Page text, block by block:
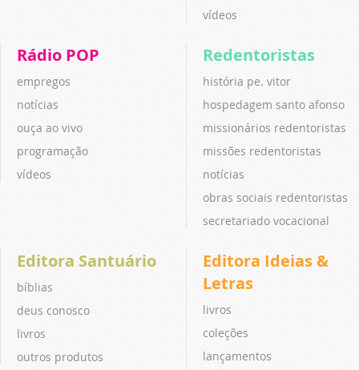
vídeos
Rádio POP
empregos
notícias
ouça ao vivo
programação
vídeos
Redentoristas
história pe. vitor
hospedagem santo afonso
missionários redentoristas
missões redentoristas
notícias
obras sociais redentoristas
secretariado vocacional
Editora Santuário
bíblias
deus conosco
livros
outros produtos
Editora Ideias &
Letras
livros
coleções
lançamentos